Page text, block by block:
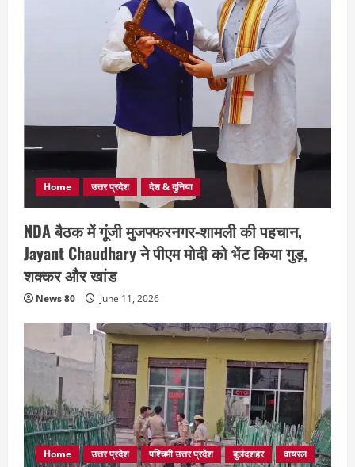
Home उत्तर प्रदेश देश & दुनिया
NDA बैठक में गूंजी मुजफ्फरनगर-शामली की पहचान,
Jayant Chaudhary ने पीएम मोदी को भेंट किया गुड़,
शक्कर और खांड
News 80 June 11, 2026
Home उत्तर प्रदेश पश्चिमी उत्तर प्रदेश बुलंदशहर
वायरल